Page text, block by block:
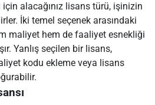
alacağınız lisans türü, işinizin
İki temel seçenek arasındaki
maliyet hem de faaliyet esnekliği
Yanlış seçilen bir lisans,
kodu ekleme veya lisans